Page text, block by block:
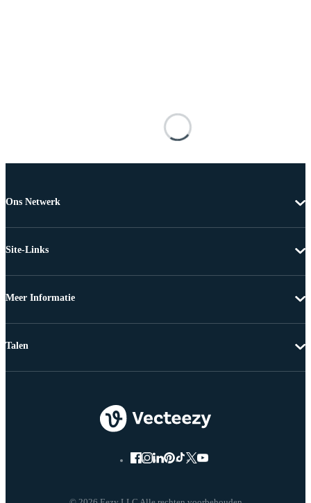
Ons Netwerk
Site-Links
Meer Informatie
Talen